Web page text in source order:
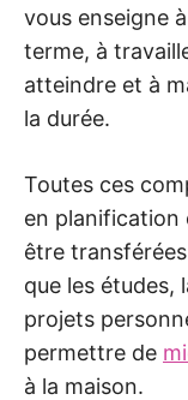
vous enseigne
terme, à
atteindre et à
la durée.
Toutes ces
en planification
être
que les études,
projets
permettre de
à la maison.